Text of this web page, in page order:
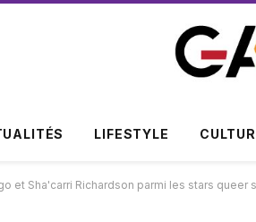
LIFESTYLE
et Sha'carri Richardson parmi les stars queer